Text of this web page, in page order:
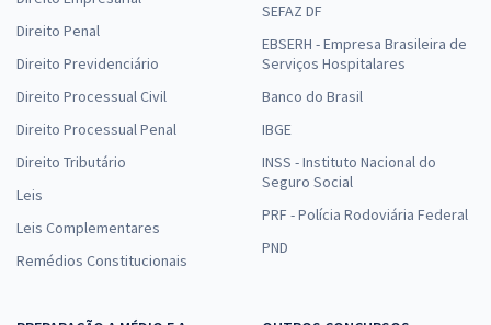
Direito Penal
Direito Previdenciário
Direito Processual Civil
Direito Processual Penal
Direito Tributário
Leis
Leis Complementares
Remédios Constitucionais
SEFAZ DF
EBSERH - Empresa Brasileira de
Serviços Hospitalares
Banco do Brasil
IBGE
INSS - Instituto Nacional do
Seguro Social
PRF - Polícia Rodoviária Federal
PND